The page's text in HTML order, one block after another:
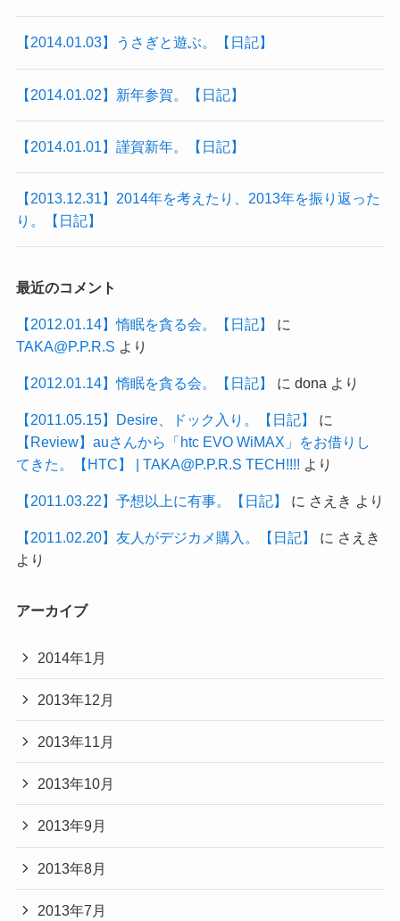
【2014.01.03】うさぎと遊ぶ。【日記】
【2014.01.02】新年参賀。【日記】
【2014.01.01】謹賀新年。【日記】
【2013.12.31】2014年を考えたり、2013年を振り返った
り。【日記】
最近のコメント
【2012.01.14】惰眠を貪る会。【日記】
に
TAKA@P.P.R.S より
【2012.01.14】惰眠を貪る会。【日記】 に dona より
【2011.05.15】Desire、ドック入り。【日記】
に
【Review】auさんから「htc EVO WiMAX」をお借りし
てきた。【HTC】 | TAKA@P.P.R.S TECH!!!! より
【2011.03.22】予想以上に有事。【日記】 に さえき より
【2011.02.20】友人がデジカメ購入。【日記】 に さえき
より
アーカイブ
2014年1月
2013年12月
2013年11月
2013年10月
2013年9月
2013年8月
2013年7月